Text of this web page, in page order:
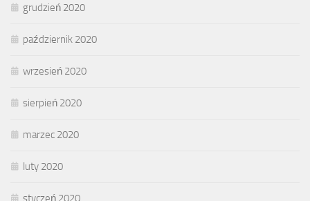
grudzień 2020
październik 2020
wrzesień 2020
sierpień 2020
marzec 2020
luty 2020
styczeń 2020